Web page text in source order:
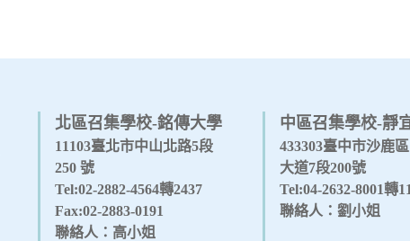
北區召集學校-銘傳大學
11103臺北市中山北路5段
250 號
Tel:02-2882-4564轉2437
Fax:02-2883-0191
聯絡人：高小姐
中區召集學校-靜
433303臺中市沙鹿
大道7段200號
Tel:04-2632-8001轉
聯絡人：劉小姐